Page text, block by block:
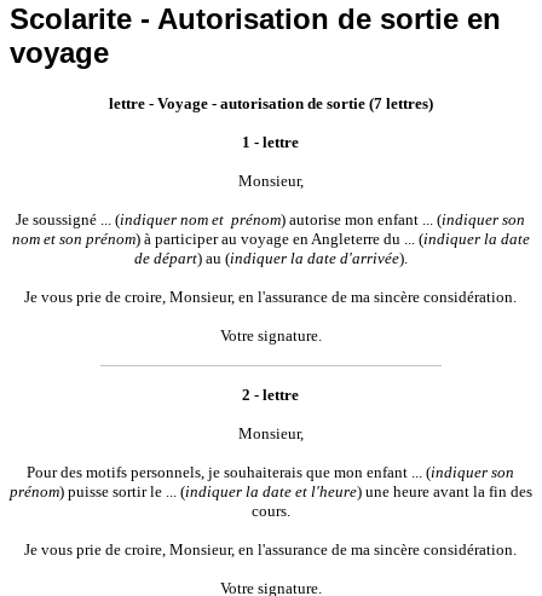
Scolarite - Autorisation de sortie en
voyage
lettre - Voyage - autorisation de sortie (7 lettres)
1 - lettre
Monsieur,
Je soussigné ... (indiquer nom et prénom) autorise mon enfant ... (indiquer son
nom et son prénom) à participer au voyage en Angleterre du ... (indiquer la date
de départ) au (indiquer la date d'arrivée).
Je vous prie de croire, Monsieur, en l'assurance de ma sincère considération.
Votre signature.
2 - lettre
Monsieur,
Pour des motifs personnels, je souhaiterais que mon enfant ... (indiquer son
prénom) puisse sortir le ... (indiquer la date et l'heure) une heure avant la fin des
cours.
Je vous prie de croire, Monsieur, en l'assurance de ma sincère considération.
Votre signature.